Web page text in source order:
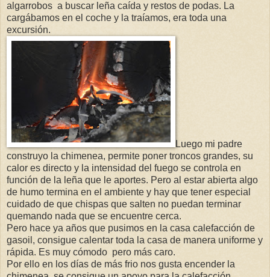
algarrobos a buscar leña caída y restos de podas. La
cargábamos en el coche y la traíamos, era toda una
excursión.
Luego mi padre
construyo la chimenea, permite poner troncos grandes, su
calor es directo y la intensidad del fuego se controla en
función de la leña que le aportes. Pero al estar abierta algo
de humo termina en el ambiente y hay que tener especial
cuidado de que chispas que salten no puedan terminar
quemando nada que se encuentre cerca.
Pero hace ya años que pusimos en la casa calefacción de
gasoil, consigue calentar toda la casa de manera uniforme y
rápida. Es muy cómodo pero más caro.
Por ello en los días de más frio nos gusta encender la